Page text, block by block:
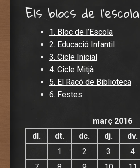
Els blocs de l'escola
1. Bloc de l’Escola
2. Educació Infantil
3. Cicle Inicial
4. Cicle Mitjà
5. El Racó de Biblioteca
6. Festes
març 2016
dl.
dt. dc. dj. dv.
1 2 3 4